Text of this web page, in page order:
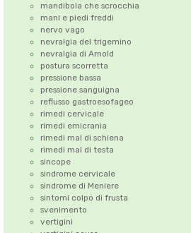
mandibola che scrocchia
mani e piedi freddi
nervo vago
nevralgia del trigemino
nevralgia di Arnold
postura scorretta
pressione bassa
pressione sanguigna
reflusso gastroesofageo
rimedi cervicale
rimedi emicrania
rimedi mal di schiena
rimedi mal di testa
sincope
sindrome cervicale
sindrome di Meniere
sintomi colpo di frusta
svenimento
vertigini